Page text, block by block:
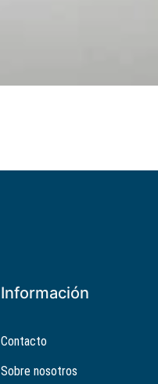
Información
Contacto
Sobre nosotros